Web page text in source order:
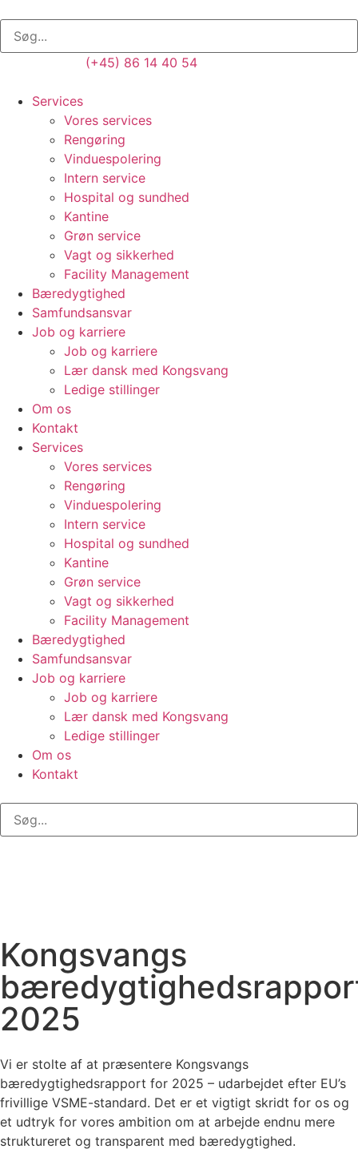
(+45) 86 14 40 54
Services
Vores services
Rengøring
Vinduespolering
Intern service
Hospital og sundhed
Kantine
Grøn service
Vagt og sikkerhed
Facility Management
Bæredygtighed
Samfundsansvar
Job og karriere
Job og karriere
Lær dansk med Kongsvang
Ledige stillinger
Om os
Kontakt
Services
Vores services
Rengøring
Vinduespolering
Intern service
Hospital og sundhed
Kantine
Grøn service
Vagt og sikkerhed
Facility Management
Bæredygtighed
Samfundsansvar
Job og karriere
Job og karriere
Lær dansk med Kongsvang
Ledige stillinger
Om os
Kontakt
Kongsvangs
2025
Vi er stolte af at præsentere Kongsvangs
bæredygtighedsrapport for 2025 – udarbejdet efter EU’s
frivillige VSME-standard. Det er et vigtigt skridt for os og
et udtryk for vores ambition om at arbejde endnu mere
struktureret og transparent med bæredygtighed.